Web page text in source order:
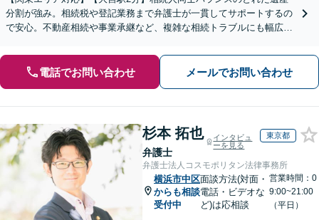
分割が強み。相続税や登記業務まで弁護士が一貫してサポートするの
で安心。不動産相続や事業承継など、複雑な相続トラブルにも幅広く
電話でお問い合わせ メールでお問い合わせ
杉本 拓也
弁護士
インタビュ
ーを見る
東京都
弁護士法人コスモポリタン法律事務所
横浜市中区
からも相談
受付中
面談方法(対面・
電話・ビデオな
ど)は応相談
営業時間：0
9:00~21:00
（平日）